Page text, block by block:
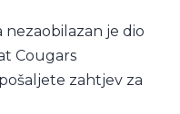
je dio
Cougars
zahtjev za